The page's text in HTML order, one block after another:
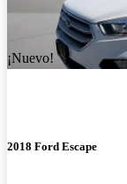
¡Nuevo!
2018 Ford Escape